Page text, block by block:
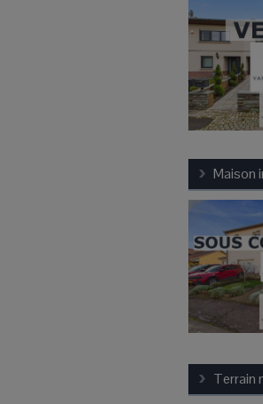
Maison
Terrain